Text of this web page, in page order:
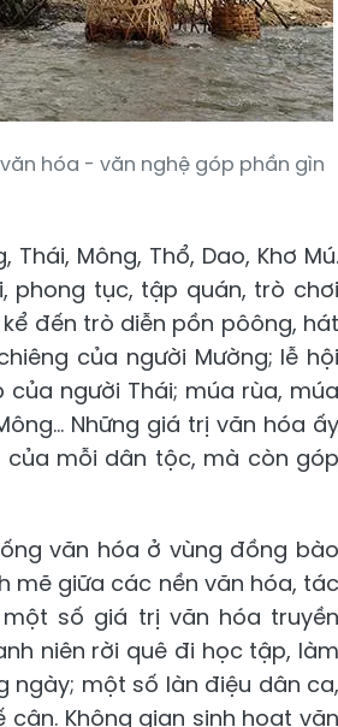
hóa - văn nghệ góp phần gìn
Mông, Thổ, Dao, Khơ Mú.
phong tục, tập quán, trò chơi
đến trò diễn pồn pôông, hát
của người Mường; lễ hội
của người Thái; múa rùa, múa
Những giá trị văn hóa ấy
của mỗi dân tộc, mà còn góp
văn hóa ở vùng đồng bào
mẽ giữa các nền văn hóa, tác
số giá trị văn hóa truyền
niên rời quê đi học tập, làm
ngày; một số làn điệu dân ca,
Không gian sinh hoạt văn